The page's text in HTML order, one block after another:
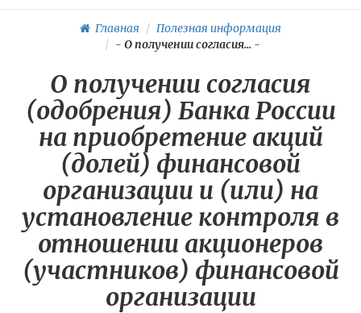
Главная
Полезная информация
- О получении согласия... -
О получении согласия
(одобрения) Банка России
на приобретение акций
(долей) финансовой
организации и (или) на
установление контроля в
отношении акционеров
(участников) финансовой
организации